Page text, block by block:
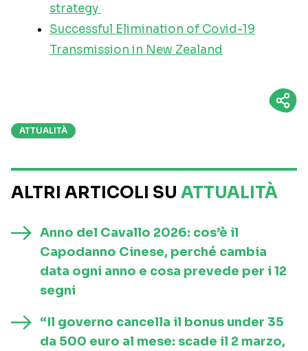
strategy
Successful Elimination of Covid-19
Transmission in New Zealand
ATTUALITÀ
ALTRI ARTICOLI SU ATTUALITÀ
Anno del Cavallo 2026: cos’è il
Capodanno Cinese, perché cambia
data ogni anno e cosa prevede per i 12
segni
“Il governo cancella il bonus under 35
da 500 euro al mese: scade il 2 marzo,